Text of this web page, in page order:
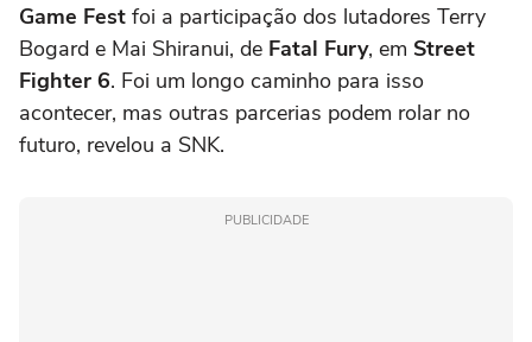
Game Fest foi a participação dos lutadores Terry
Bogard e Mai Shiranui, de Fatal Fury, em Street
Fighter 6. Foi um longo caminho para isso
acontecer, mas outras parcerias podem rolar no
futuro, revelou a SNK.
PUBLICIDADE